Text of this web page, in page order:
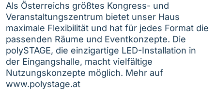
Als Österreichs größtes Kongress- und
Veranstaltungszentrum bietet unser Haus
maximale Flexibilität und hat für jedes Format die
passenden Räume und Eventkonzepte. Die
polySTAGE, die einzigartige LED-Installation in
der Eingangshalle, macht vielfältige
Nutzungskonzepte möglich. Mehr auf
www.polystage.at